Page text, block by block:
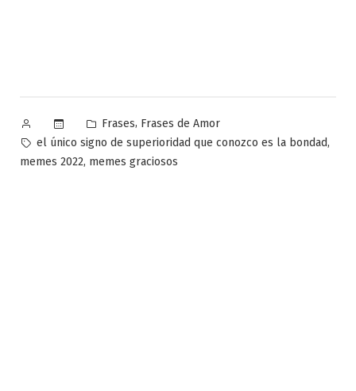
Publicado
por
Publicado
en
Frases, Frases de Amor
Etiquetas:
el único signo de superioridad que conozco es la bondad,
memes 2022, memes graciosos